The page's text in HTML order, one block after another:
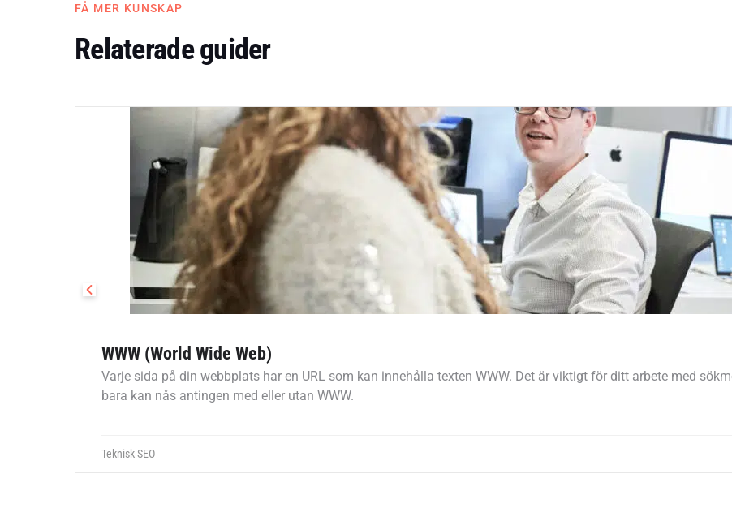
FÅ MER KUNSKAP
Relaterade guider
WWW (World Wide Web)
Varje sida på din webbplats har en URL som kan innehålla texten WWW. Det är viktigt för ditt arbete med
bara kan nås antingen med eller utan WWW.
Teknisk SEO